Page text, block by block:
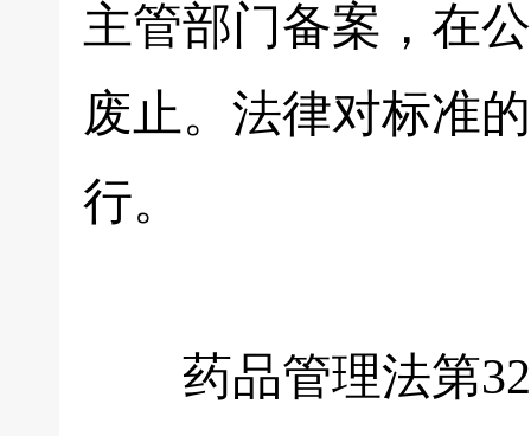
主管部门备案，在
废止。法律对标准
行。
药品管理法第32